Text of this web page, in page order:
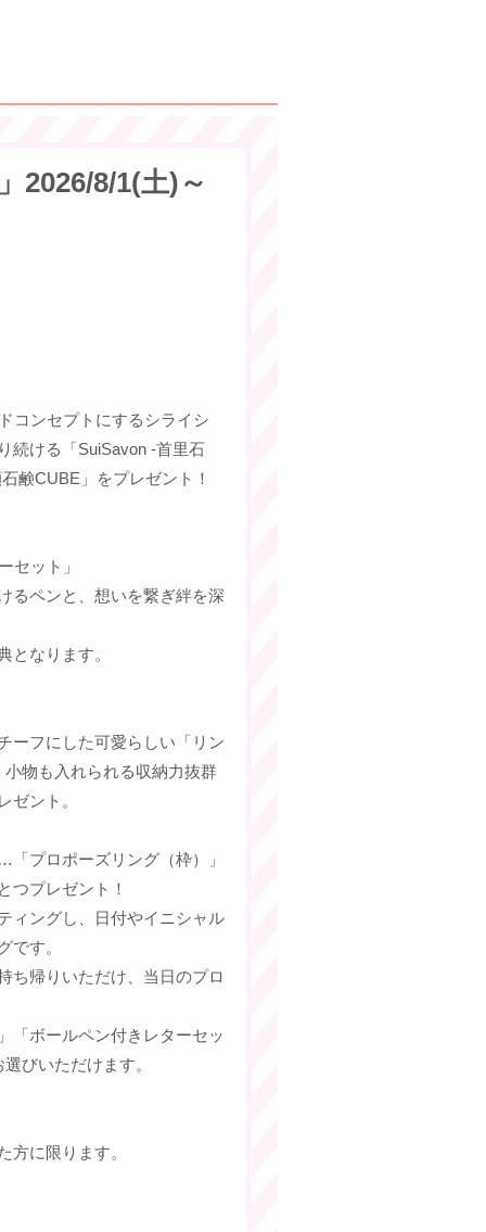
2026/8/1(土)～
コンセプトにするシライシ
続ける「SuiSavon -首里石
鹸CUBE」をプレゼント！
セット」
るペンと、想いを繋ぎ絆を深
なります。
ーフにした可愛らしい「リン
物も入れられる収納力抜群
ゼント。
プロポーズリング（枠）」
つプレゼント！
ィングし、日付やイニシャル
です。
ち帰りいただけ、当日のプロ
「ボールペン付きレターセッ
びいただけます。
に限ります。